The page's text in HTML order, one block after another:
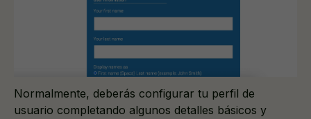
Normalmente, deberás configurar tu perfil de
usuario completando algunos detalles básicos y